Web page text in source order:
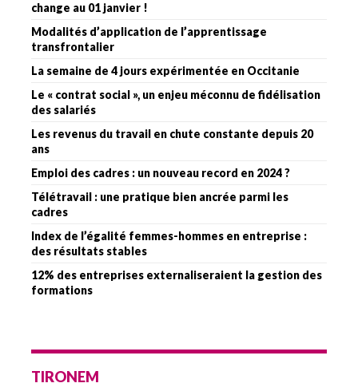
change au 01 janvier !
Modalités d’application de l’apprentissage
transfrontalier
La semaine de 4 jours expérimentée en Occitanie
Le « contrat social », un enjeu méconnu de fidélisation
des salariés
Les revenus du travail en chute constante depuis 20
ans
Emploi des cadres : un nouveau record en 2024 ?
Télétravail : une pratique bien ancrée parmi les
cadres
Index de l’égalité femmes-hommes en entreprise :
des résultats stables
12% des entreprises externaliseraient la gestion des
formations
TIRONEM